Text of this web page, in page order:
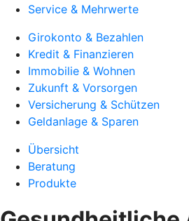
Service & Mehrwerte
Girokonto & Bezahlen
Kredit & Finanzieren
Immobilie & Wohnen
Zukunft & Vorsorgen
Versicherung & Schützen
Geldanlage & Sparen
Übersicht
Beratung
Produkte